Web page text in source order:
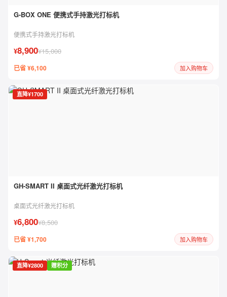
G-BOX ONE 便携式手持激光打标机
便携式手持激光打标机
¥8,900¥15,000
已省 ¥6,100 加入购物车
直降¥1700
GH-SMART II 桌面式光纤激光打标机
桌面式光纤激光打标机
¥6,800¥8,500
已省 ¥1,700 加入购物车
直降¥2800 赠积分